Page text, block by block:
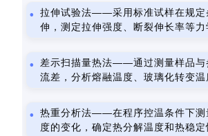
拉伸试验法——采用标准试样在规定
伸，测定拉伸强度、断裂伸长率等力
差示扫描量热法——通过测量样品与
流差，分析熔融温度、玻璃化转变
热重分析法——在程序控温条件下测
度的变化，确定热分解温度和热稳定